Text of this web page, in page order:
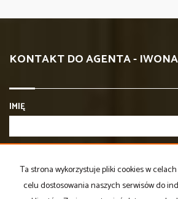
KONTAKT DO AGENTA -
IMIĘ
Ta strona wykorzystuje pliki cookies w
celu dostosowania naszych serwisów do